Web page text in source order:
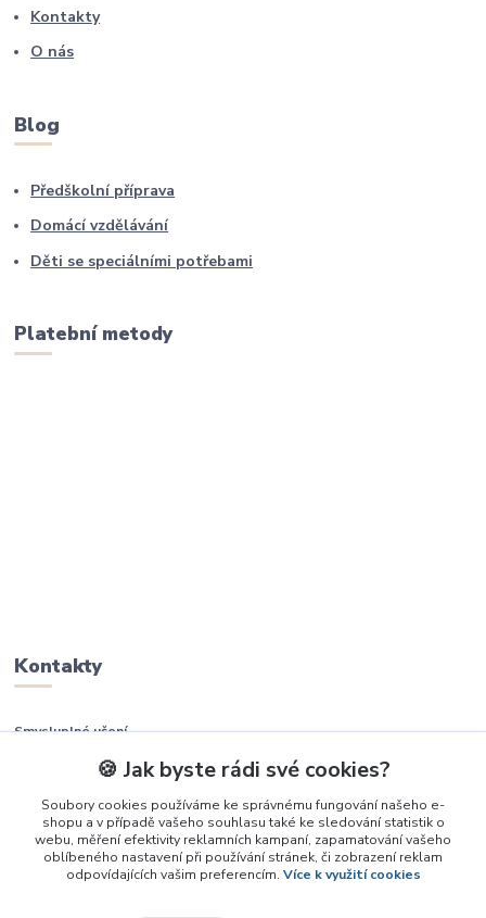
Kontakty
O nás
Blog
Předškolní příprava
Domácí vzdělávání
Děti se speciálními potřebami
Platební metody
Kontakty
Smysluplné učení
+420 737 937 936
info@smysluplneuceni.cz
🍪 Jak byste rádi své cookies?
Soubory cookies používáme ke správnému fungování našeho e-
shopu a v případě vašeho souhlasu také ke sledování statistik o
webu, měření efektivity reklamních kampaní, zapamatování vašeho
oblíbeného nastavení při používání stránek, či zobrazení reklam
odpovídajících vašim preferencím. Více k využití cookies